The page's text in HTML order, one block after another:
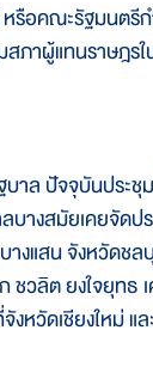
รัฐมนตรีกำห
สภาผู้แทนราษ
จจุบันประชุมที่
างสมัยเคยจัด
างแสน จังหวัด
ชวลิต ยงใจยุท
หวัดเชียงใหม่